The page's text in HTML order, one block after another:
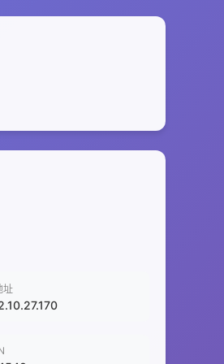
址